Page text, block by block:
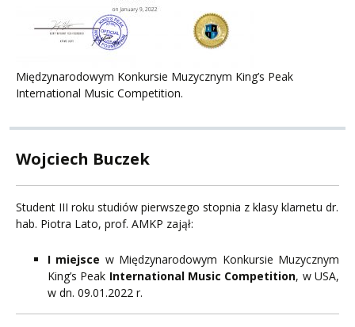
Międzynarodowym Konkursie Muzycznym King’s Peak
International Music Competition.
Wojciech Buczek
Student III roku studiów pierwszego stopnia z klasy klarnetu dr.
hab. Piotra Lato, prof. AMKP zajął:
I miejsce w Międzynarodowym Konkursie Muzycznym
King’s Peak International Music Competition, w USA,
w dn. 09.01.2022 r.